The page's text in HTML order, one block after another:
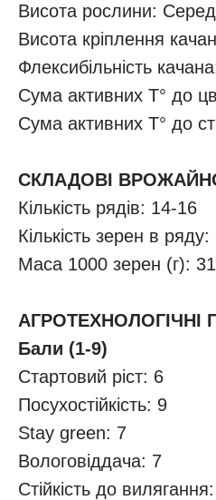
Висота рослини:
Висота кріплення
Флексибільність
Сума активних T° до
Сума активних T° до
СКЛАДОВІ
Кількість рядів: 14-16
Кількість зерен в
Маса 1000 зерен (г):
АГРОТЕХНОЛОГІЧНІ
Бали (1-9)
Стартовий ріст: 6
Посухостійкість: 9
Stay green: 7
Вологовіддача: 7
Стійкість до вилягання: